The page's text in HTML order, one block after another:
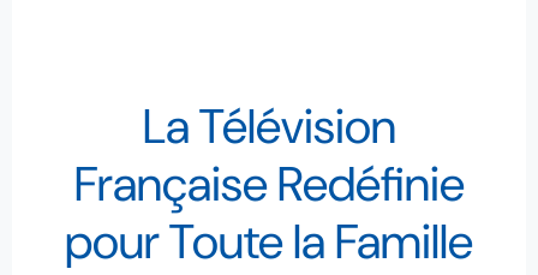
La Télévision
Française Redéfinie
pour Toute la Famille